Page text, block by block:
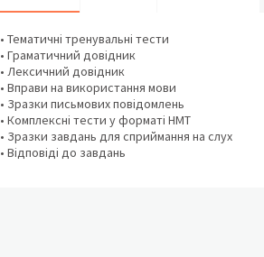
• Тематичні тренувальні тести
• Граматичний довідник
• Лексичний довідник
• Вправи на використання мови
• Зразки письмових повідомлень
• Комплексні тести у форматі НМТ
• Зразки завдань для сприймання на слух
• Відповіді до завдань